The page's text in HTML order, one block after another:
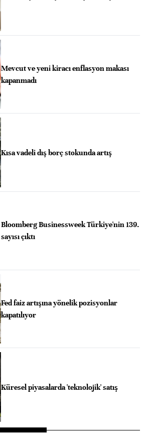
Mevcut ve yeni kiracı enflasyon makası
kapanmadı
Kısa vadeli dış borç stokunda artış
Bloomberg Businessweek Türkiye'nin 139.
sayısı çıktı
Fed faiz artışına yönelik pozisyonlar
kapatılıyor
Küresel piyasalarda 'teknolojik' satış